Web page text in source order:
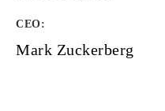
CEO:
Mark Zuckerberg